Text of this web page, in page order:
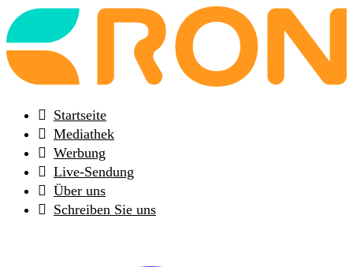
Back
to
frontpage
Startseite
Mediathek
Werbung
Live-Sendung
Über uns
Schreiben Sie uns